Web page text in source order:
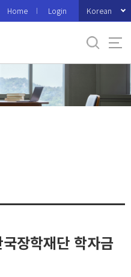
Home Login Korean
장학재단 학자금